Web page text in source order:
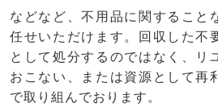
などなど、不用品に関すること
任せいただけます。回収した不
として処分するのではなく、リ
おこない、または資源として再
で取り組んでおります。